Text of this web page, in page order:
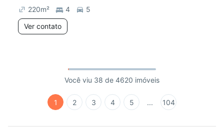
220m² 4
5
Ver contato
Você viu 38 de 4620 imóveis
1 2 3 4 5 ... 104